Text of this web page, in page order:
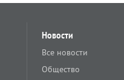
Новости
Все новости
Общество